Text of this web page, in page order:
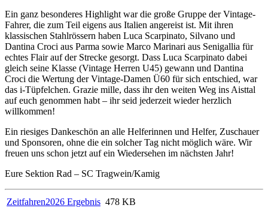
Ein ganz besonderes Highlight war die große Gruppe der Vintage-
Fahrer, die zum Teil eigens aus Italien angereist ist. Mit ihren
klassischen Stahlrössern haben Luca Scarpinato, Silvano und
Dantina Croci aus Parma sowie Marco Marinari aus Senigallia für
echtes Flair auf der Strecke gesorgt. Dass Luca Scarpinato dabei
gleich seine Klasse (Vintage Herren U45) gewann und Dantina
Croci die Wertung der Vintage-Damen Ü60 für sich entschied, war
das i-Tüpfelchen. Grazie mille, dass ihr den weiten Weg ins Aisttal
auf euch genommen habt – ihr seid jederzeit wieder herzlich
willkommen!
Ein riesiges Dankeschön an alle Helferinnen und Helfer, Zuschauer
und Sponsoren, ohne die ein solcher Tag nicht möglich wäre. Wir
freuen uns schon jetzt auf ein Wiedersehen im nächsten Jahr!
Eure Sektion Rad – SC Tragwein/Kamig
Zeitfahren2026 Ergebnis 478 KB